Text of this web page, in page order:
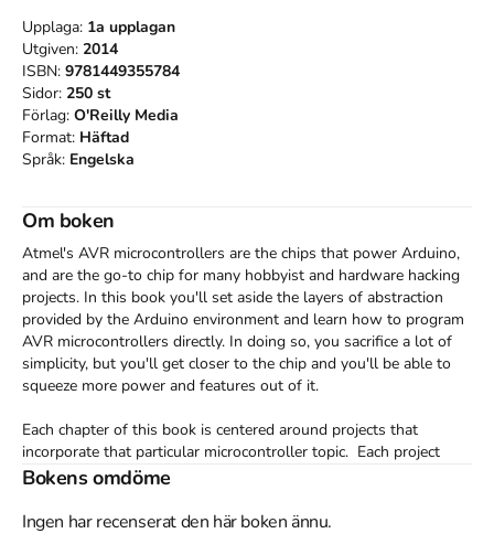
Upplaga: 1a upplagan
Utgiven: 2014
ISBN: 9781449355784
Sidor: 250 st
Förlag: O'Reilly Media
Format: Häftad
Språk: Engelska
Om boken
Atmel's AVR microcontrollers are the chips that power Arduino,
and are the go-to chip for many hobbyist and hardware hacking
projects. In this book you'll set aside the layers of abstraction
provided by the Arduino environment and learn how to program
AVR microcontrollers directly. In doing so, you sacrifice a lot of
simplicity, but you'll get closer to the chip and you'll be able to
squeeze more power and features out of it.
Each chapter of this book is centered around projects that
incorporate that particular microcontroller topic.  Each project
includes schematics, code, and illustrations of a working project.
Program a range of AVR chips Extend and re-use other peoples
Bokens omdöme
Ingen har recenserat den här boken ännu.